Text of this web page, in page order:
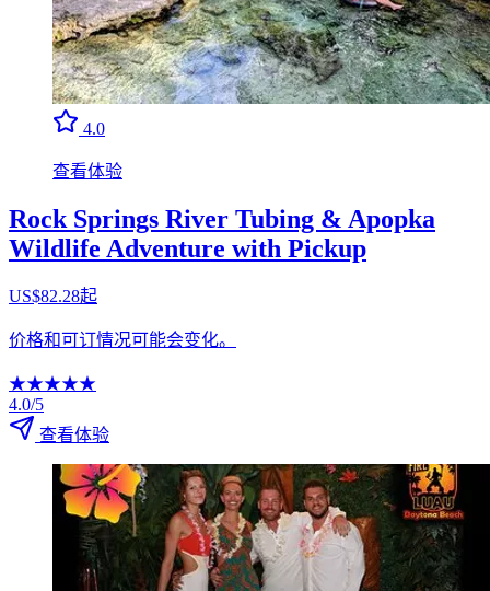
4.0
查看体验
Rock Springs River Tubing & Apopka
Wildlife Adventure with Pickup
US$82.28起
价格和可订情况可能会变化。
★★★★★
4.0/5
查看体验